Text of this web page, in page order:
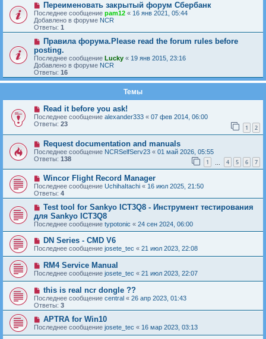
Переименовать закрытый форум Сбербанк
Последнее сообщение pam12 « 16 янв 2021, 05:44
Добавлено в форуме NCR
Ответы: 1
Правила форума.Please read the forum rules before
posting.
Последнее сообщение Lucky « 19 янв 2015, 23:16
Добавлено в форуме NCR
Ответы: 16
Темы
Read it before you ask!
Последнее сообщение alexander333 « 07 фев 2014, 06:00
Ответы: 23 1 2
Request documentation and manuals
Последнее сообщение NCRSelfServ23 « 01 май 2026, 05:55
Ответы: 138 1 4 5 6 7
Wincor Flight Record Manager
Последнее сообщение UchihaItachi « 16 июл 2025, 21:50
Ответы: 4
Test tool for Sankyo ICT3Q8 - Инструмент тестирования
для Sankyo ICT3Q8
Последнее сообщение typotonic « 24 сен 2024, 06:00
DN Series - CMD V6
Последнее сообщение josete_tec « 21 июл 2023, 22:08
RM4 Service Manual
Последнее сообщение josete_tec « 21 июл 2023, 22:07
this is real ncr dongle ??
Последнее сообщение central « 26 апр 2023, 01:43
Ответы: 3
APTRA for Win10
Последнее сообщение josete_tec « 16 мар 2023, 03:13